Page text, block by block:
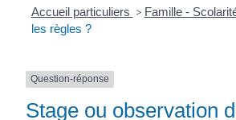
Accueil particuliers > Famille -
les règles ?
Question-réponse
Stage ou observation